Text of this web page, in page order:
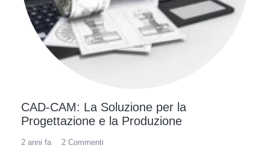
CAD-CAM: La Soluzione per la
Progettazione e la Produzione
2 anni fa 2 Commenti